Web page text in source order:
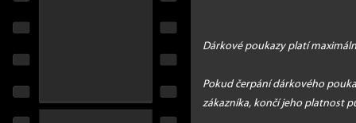
Dárkové poukazy platí
Pokud čerpání dárkového
zákazníka, končí jeho platnost